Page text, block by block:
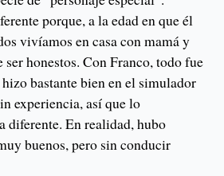
porque, a la edad en que él
vivíamos en casa con mamá y
honestos. Con Franco, todo fue
bastante bien en el simulador
experiencia, así que lo
diferente. En realidad, hubo
buenos, pero sin conducir